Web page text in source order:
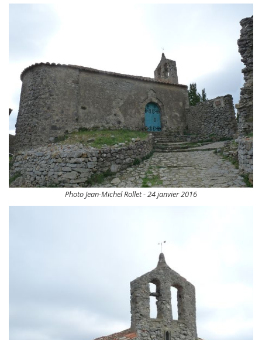
Photo Jean-Michel Rollet - 24 janvier 2016